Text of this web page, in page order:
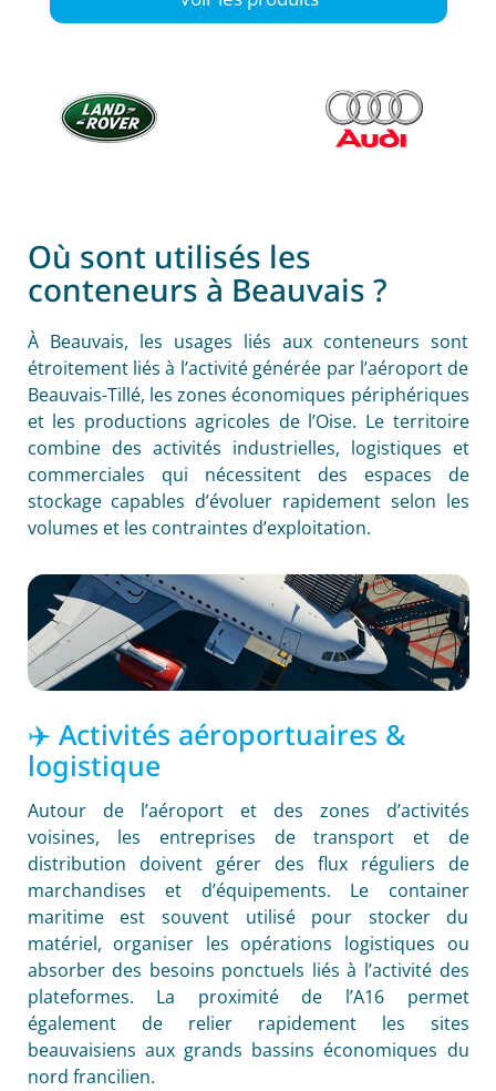
Où sont utilisés les
conteneurs à Beauvais ?
À Beauvais, les usages liés aux conteneurs sont
étroitement liés à l’activité générée par l’aéroport de
Beauvais-Tillé, les zones économiques périphériques
et les productions agricoles de l’Oise. Le territoire
combine des activités industrielles, logistiques et
commerciales qui nécessitent des espaces de
stockage capables d’évoluer rapidement selon les
volumes et les contraintes d’exploitation.
✈️ Activités aéroportuaires &
logistique
Autour de l’aéroport et des zones d’activités
voisines, les entreprises de transport et de
distribution doivent gérer des flux réguliers de
marchandises et d’équipements. Le container
maritime est souvent utilisé pour stocker du
matériel, organiser les opérations logistiques ou
absorber des besoins ponctuels liés à l’activité des
plateformes. La proximité de l’A16 permet
également de relier rapidement les sites
beauvaisiens aux grands bassins économiques du
nord francilien.